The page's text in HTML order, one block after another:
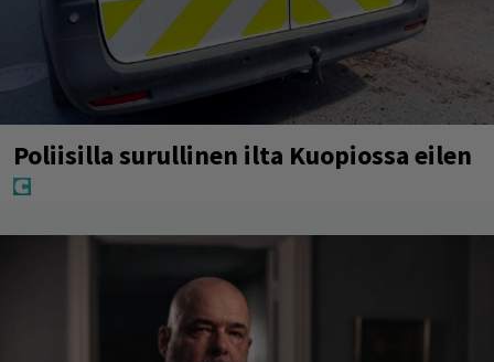
Poliisilla surullinen ilta Kuopiossa eilen